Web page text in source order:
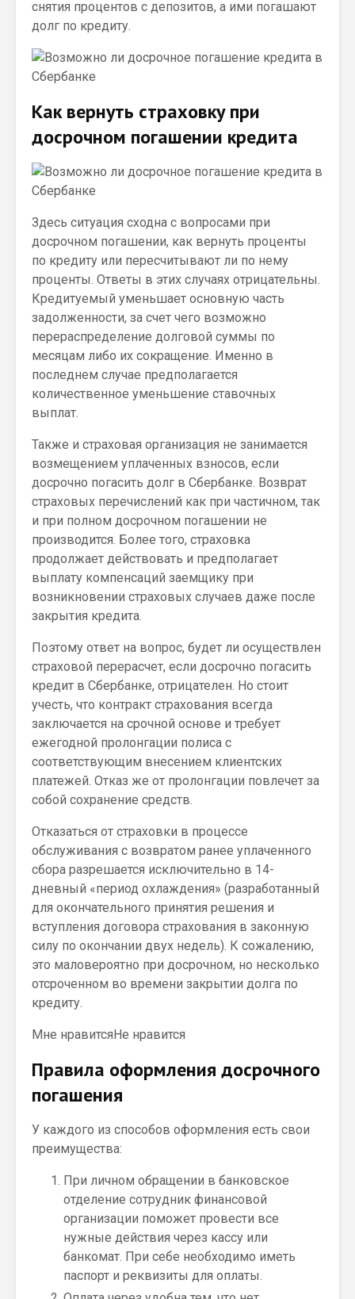
снятия процентов с депозитов, а ими погашают
долг по кредиту.
Как вернуть страховку при
досрочном погашении кредита
Здесь ситуация сходна с вопросами при
досрочном погашении, как вернуть проценты
по кредиту или пересчитывают ли по нему
проценты. Ответы в этих случаях отрицательны.
Кредитуемый уменьшает основную часть
задолженности, за счет чего возможно
перераспределение долговой суммы по
месяцам либо их сокращение. Именно в
последнем случае предполагается
количественное уменьшение ставочных
выплат.
Также и страховая организация не занимается
возмещением уплаченных взносов, если
досрочно погасить долг в Сбербанке. Возврат
страховых перечислений как при частичном, так
и при полном досрочном погашении не
производится. Более того, страховка
продолжает действовать и предполагает
выплату компенсаций заемщику при
возникновении страховых случаев даже после
закрытия кредита.
Поэтому ответ на вопрос, будет ли осуществлен
страховой перерасчет, если досрочно погасить
кредит в Сбербанке, отрицателен. Но стоит
учесть, что контракт страхования всегда
заключается на срочной основе и требует
ежегодной пролонгации полиса с
соответствующим внесением клиентских
платежей. Отказ же от пролонгации повлечет за
собой сохранение средств.
Отказаться от страховки в процессе
обслуживания с возвратом ранее уплаченного
сбора разрешается исключительно в 14-
дневный «период охлаждения» (разработанный
для окончательного принятия решения и
вступления договора страхования в законную
силу по окончании двух недель). К сожалению,
это маловероятно при досрочном, но несколько
отсроченном во времени закрытии долга по
кредиту.
Мне нравитсяНе нравится
Правила оформления досрочного
погашения
У каждого из способов оформления есть свои
преимущества:
При личном обращении в банковское
отделение сотрудник финансовой
организации поможет провести все
нужные действия через кассу или
банкомат. При себе необходимо иметь
паспорт и реквизиты для оплаты.